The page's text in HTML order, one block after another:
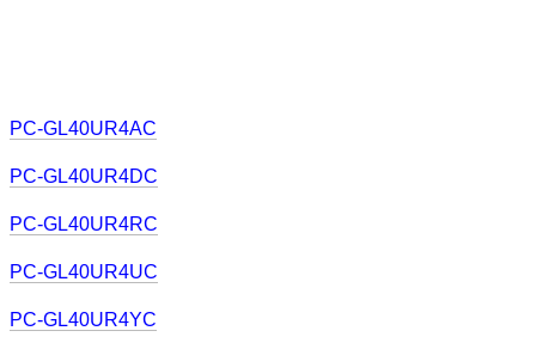
PC-GL40UR4AC
PC-GL40UR4DC
PC-GL40UR4RC
PC-GL40UR4UC
PC-GL40UR4YC